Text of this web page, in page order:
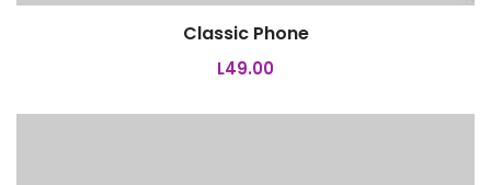
Classic Phone
L49.00
Añadir al carrito